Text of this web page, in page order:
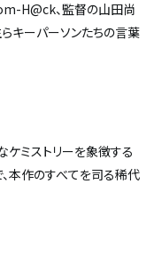
H@ck、監督の山田尚
キーパーソンたちの言葉
ケミストリーを象徴する
本作のすべてを司る稀代